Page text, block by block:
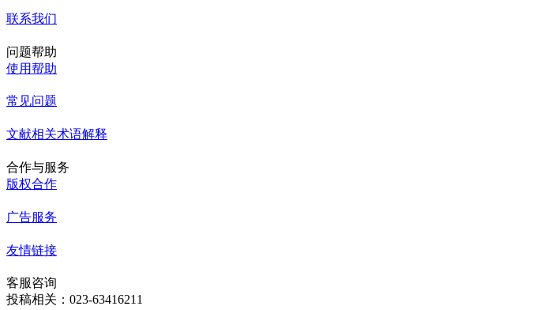
联系我们
问题帮助
使用帮助
常见问题
文献相关术语解释
合作与服务
版权合作
广告服务
友情链接
客服咨询
投稿相关：023-63416211